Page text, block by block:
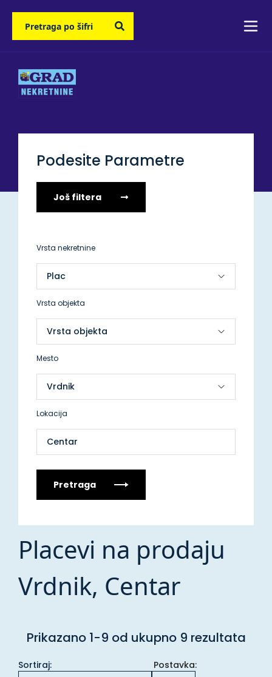
Podesite Parametre
Još filtera
Vrsta nekretnine
Vrsta objekta
Mesto
Lokacija
Centar
Pretraga
Placevi na prodaju
Vrdnik, Centar
Prikazano 1-9 od ukupno 9 rezultata
Postavka:
Sortiraj: